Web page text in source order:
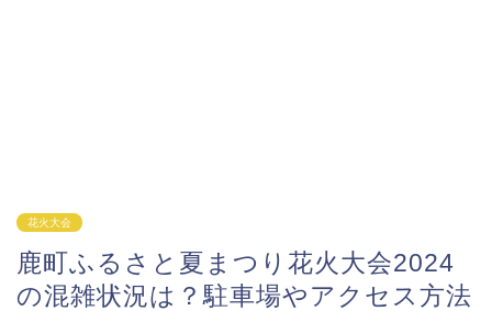
花火大会
鹿町ふるさと夏まつり花火大会2024
の混雑状況は？駐車場やアクセス方法